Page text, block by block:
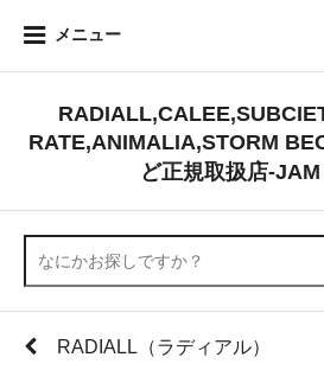
メニュー
RATE,ANIMALIA,STORM
ど正規取扱店-
RADIALL（ラディアル）